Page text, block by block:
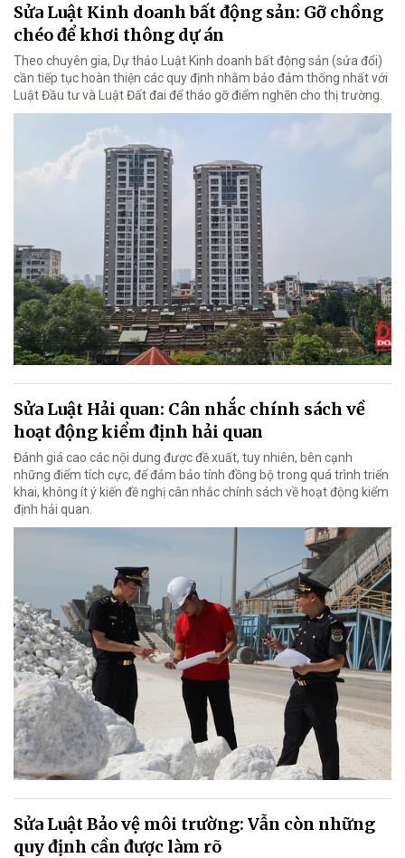
Sửa Luật Kinh doanh bất động sản: Gỡ chồng
chéo để khơi thông dự án
Theo chuyên gia, Dự thảo Luật Kinh doanh bất động sản (sửa đổi)
cần tiếp tục hoàn thiện các quy định nhằm bảo đảm thống nhất với
Luật Đầu tư và Luật Đất đai để tháo gỡ điểm nghẽn cho thị trường.
Sửa Luật Hải quan: Cân nhắc chính sách về
hoạt động kiểm định hải quan
Đánh giá cao các nội dung được đề xuất, tuy nhiên, bên cạnh
những điểm tích cực, để đảm bảo tính đồng bộ trong quá trình triển
khai, không ít ý kiến đề nghị cân nhắc chính sách về hoạt động kiểm
định hải quan.
Sửa Luật Bảo vệ môi trường: Vẫn còn những
quy định cần được làm rõ